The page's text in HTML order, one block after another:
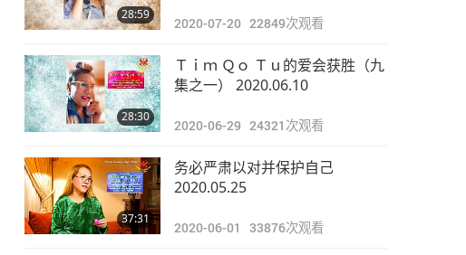
28:59
2020-07-20 22849次观看
28:30
Ｔｉｍ Ｑｏ Ｔｕ的爱会获胜（九
集之一） 2020.06.10
2020-06-29 24321 次观看
37:31
务必严肃以对并保护自己
2020.05.25
2020-06-01 33876次观看